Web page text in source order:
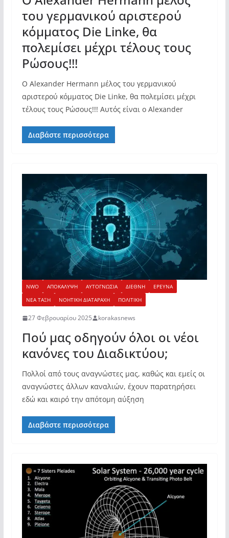
του γερμανικού αριστερού
κόμματος Die Linke, θα
πολεμίσει μέχρι τέλους τους
Ρώσους!!!
Ο Alexander Hermann μέλος του γερμανικού
αριστερού κόμματος Die Linke, θα πολεμίσει μέχρι
τέλους τους Ρώσους!!! Αυτός είναι ο Alexander
Διαβάστε περισσότερα
NWO ΑΠΟΚΑΛΥΨΗ ΑΥΤΟΓΝΩΣΙΑ ΔΙΕΘΝΗ
ΕΡΕΥΝΑ
ΝΕΑ ΤΑΞΗ
ΝΟΗΤΙΚΗ ΔΙΑΤΑΡΑΧΗ ΠΟΛΙΤΙΚΗ
27 Φεβρουαρίου 2025 korakasnews
Πού μας οδηγούν όλοι οι νέοι
κανόνες του Διαδικτύου;
Πολλοί από τους αναγνώστες μας, καθώς και εμείς οι
αναγνώστες άλλων καναλιών, έχουν παρατηρήσει
εδώ και καιρό την απότομη αύξηση
Διαβάστε περισσότερα